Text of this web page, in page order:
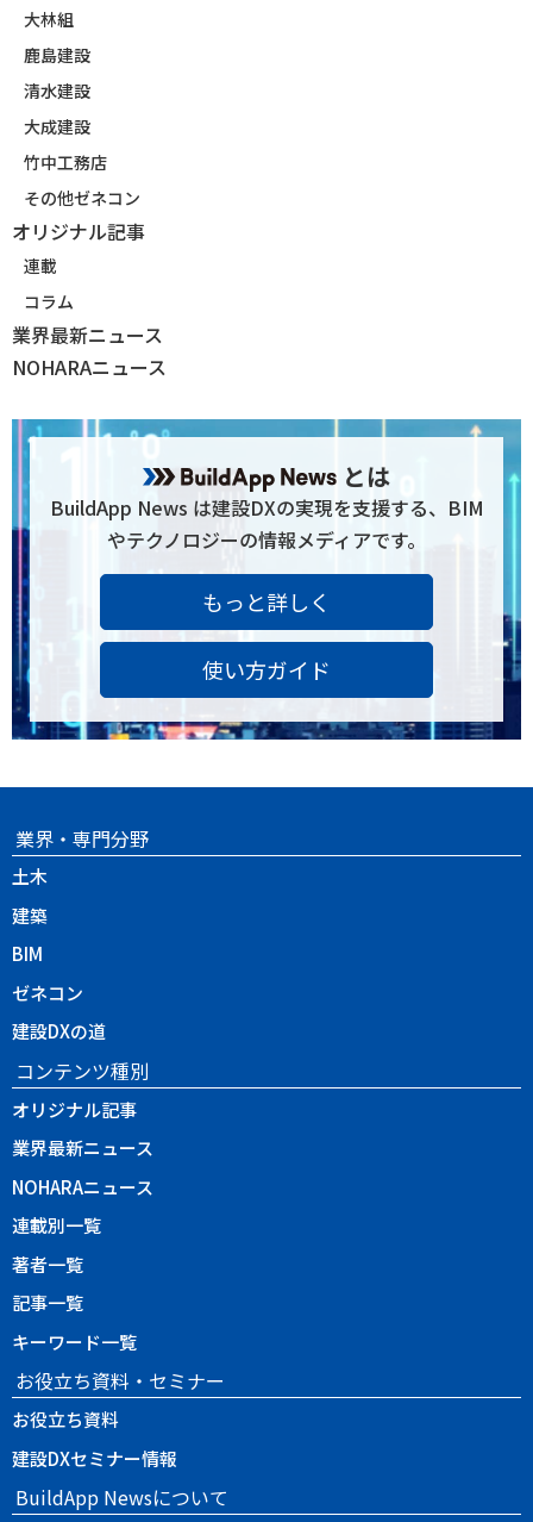
大林組
鹿島建設
清水建設
大成建設
竹中工務店
その他ゼネコン
オリジナル記事
連載
コラム
業界最新ニュース
NOHARAニュース
とは
BuildApp News は建設DXの実現を支援する、BIM
やテクノロジーの情報メディアです。
もっと詳しく
使い方ガイド
業界・専門分野
土木
建築
BIM
ゼネコン
建設DXの道
コンテンツ種別
オリジナル記事
業界最新ニュース
NOHARAニュース
連載別一覧
著者一覧
記事一覧
キーワード一覧
お役立ち資料・セミナー
お役立ち資料
建設DXセミナー情報
BuildApp Newsについて